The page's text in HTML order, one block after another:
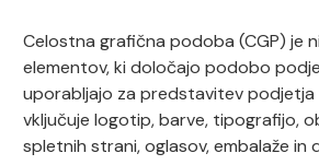
Celostna grafična podoba (CGP) je
elementov, ki določajo podobo
uporabljajo za predstavitev podjetja
vključuje logotip, barve, tipografijo,
spletnih strani, oglasov, embalaže in